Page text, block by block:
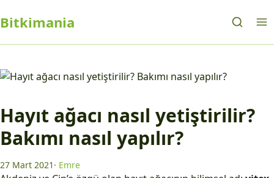
Bitkimania
Hayıt ağacı nasıl yetiştirilir?
Bakımı nasıl yapılır?
27 Mart 2021 · Emre